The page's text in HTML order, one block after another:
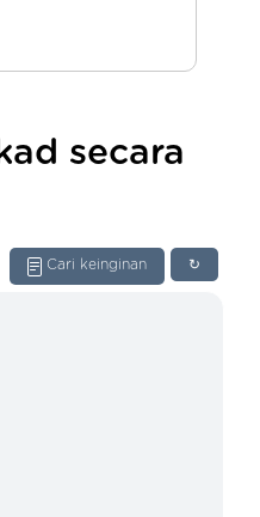
secara
↻
Cari keinginan